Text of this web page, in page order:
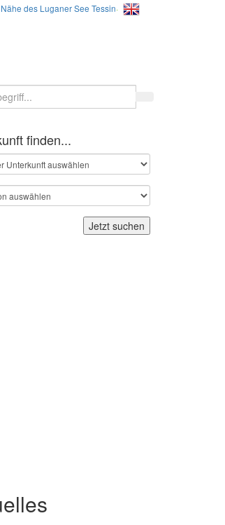
des Luganer See Tessin·
finden...
Jetzt suchen